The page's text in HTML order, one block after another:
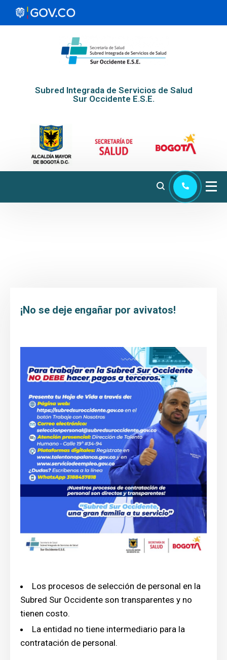
Subred Integrada de Servicios de Salud
Sur Occidente E.S.E.
¡No se deje engañar por avivatos!
Los procesos de selección de personal en la
Subred Sur Occidente son transparentes y no
tienen costo.
La entidad no tiene intermediario para la
contratación de personal.